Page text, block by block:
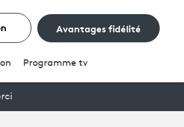
Avantages fidélité
Programme tv